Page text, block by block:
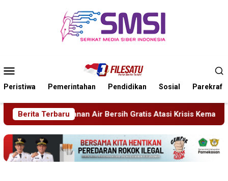
Mobile
Peristiwa Pemerintahan Pendidikan Sosial Parekraf
Berita Terbaru
Atasi Krisis Kemarau Sidang Tipiring, Penjual